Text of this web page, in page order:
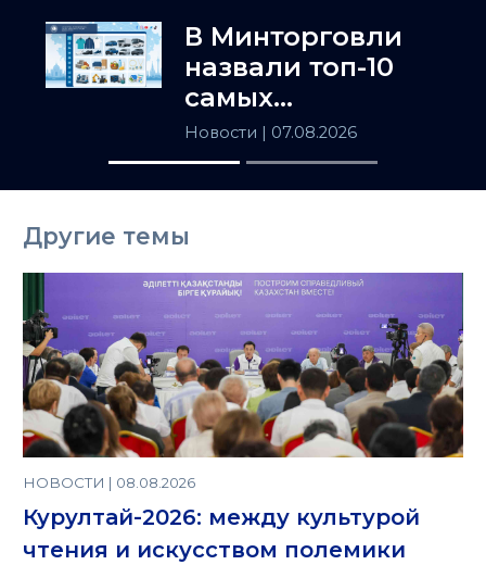
Азию
В Минторговли
назвали топ-10
самых
популярных
товаров в
Казахстане
Новости | 07.08.2026
Другие темы
НОВОСТИ | 08.08.2026
Курултай-2026: между культурой
чтения и искусством полемики